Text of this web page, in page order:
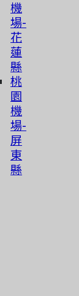
機
場-
花
蓮
縣
桃
園
機
場-
屏
東
縣